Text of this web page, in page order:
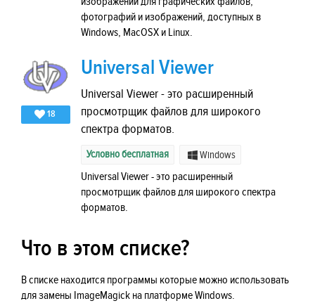
фотографий и изображений, доступных в
Windows, MacOSX и Linux.
18
Universal Viewer
Universal Viewer - это расширенный
просмотрщик файлов для широкого
спектра форматов.
Условно бесплатная Windows
Universal Viewer - это расширенный
просмотрщик файлов для широкого спектра
форматов.
Что в этом списке?
В списке находится программы которые можно использовать
для замены ImageMagick на платформе Windows.